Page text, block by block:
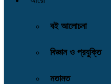
বই আলোচনা
বিজ্ঞান ও প্রযুক্তি
মতামত